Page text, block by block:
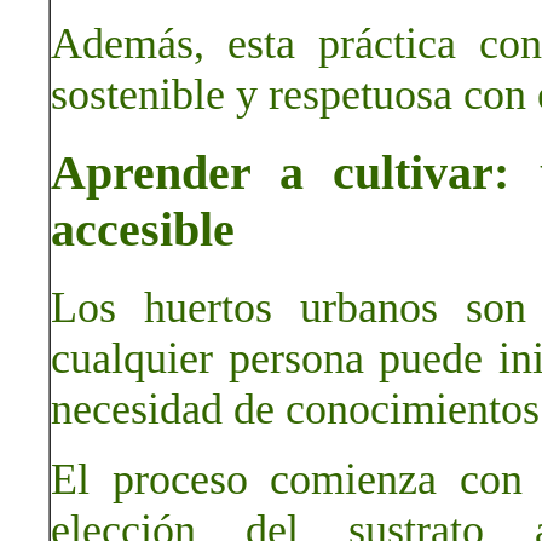
Además, esta práctica
sostenible y respetuosa
Aprender a cultivar:
accesible
Los huertos urbanos
cualquier persona puede
necesidad de
El proceso comienza
elección del sustrato